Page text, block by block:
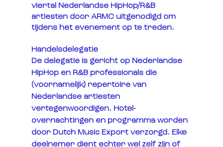
viertal Nederlandse HipHop/R&B
artiesten door ARMC uitgenodigd om
tijdens het evenement op te treden.
Handelsdelegatie
De delegatie is gericht op Nederlandse
HipHop en R&B professionals die
(voornamelijk) repertoire van
Nederlandse artiesten
vertegenwoordigen. Hotel-
overnachtingen en programma worden
door Dutch Music Export verzorgd. Elke
deelnemer dient echter wel zelf zijn of